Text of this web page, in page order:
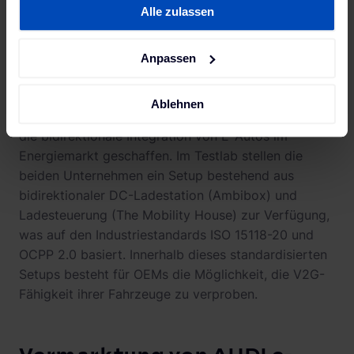
Datenschutzerklärungund unserem
Impressum.
Alle zulassen
Anpassen
Ablehnen
Im Frühjahr 2023 setzen The Mobility House und
auf. Für Automobilhersteller
die bidirektionale Integration von E-Autos im
Energiemarkt geschaffen. Im Testlab stellen die
beiden Unternehmen ein Setup bestehend aus
bidirektionaler DC-Ladestation (Ambibox) und
Ladesteuerung (The Mobility House) zur Verfügung,
was auf den Industriestandards ISO 15118-20 und
OCPP 2.0 basiert. Innerhalb dieses standardisierten
Setups besteht für OEMs die Möglichkeit, die V2G-
Fähigkeit ihrer Fahrzeuge zu verproben.